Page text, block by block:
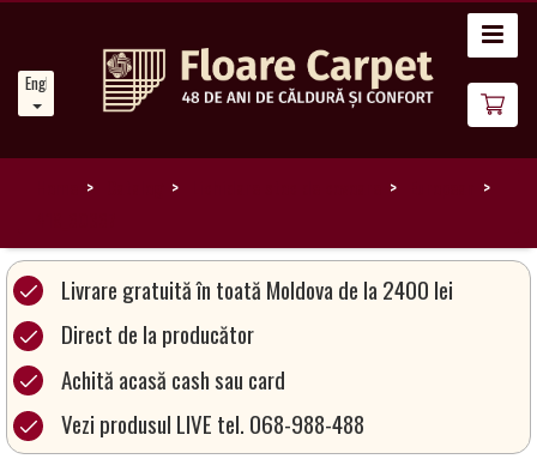
English
News
Our
Carpets
Carpet
Magic
&
Care
Livrare gratuită în toată Moldova de la 2400 lei
Direct de la producător
Achită acasă cash sau card
Vezi produsul LIVE tel. 068-988-488